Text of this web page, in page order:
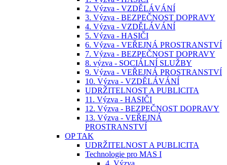
2. Výzva - VZDĚLÁVÁNÍ
3. Výzva - BEZPEČNOST DOPRAVY
4. Výzva - VZDĚLÁVÁNÍ
5. Výzva - HASIČI
6. Výzva - VEŘEJNÁ PROSTRANSTVÍ
7. Výzva - BEZPEČNOST DOPRAVY
8. výzva - SOCIÁLNÍ SLUŽBY
9. Výzva - VEŘEJNÁ PROSTRANSTVÍ
10. Výzva - VZDĚLÁVÁNÍ
UDRŽITELNOST A PUBLICITA
11. Výzva - HASIČI
12. Výzva - BEZPEČNOST DOPRAVY
13. Výzva - VEŘEJNÁ
PROSTRANSTVÍ
OP TAK
UDRŽITELNOST A PUBLICITA
Technologie pro MAS I
4. Výzva